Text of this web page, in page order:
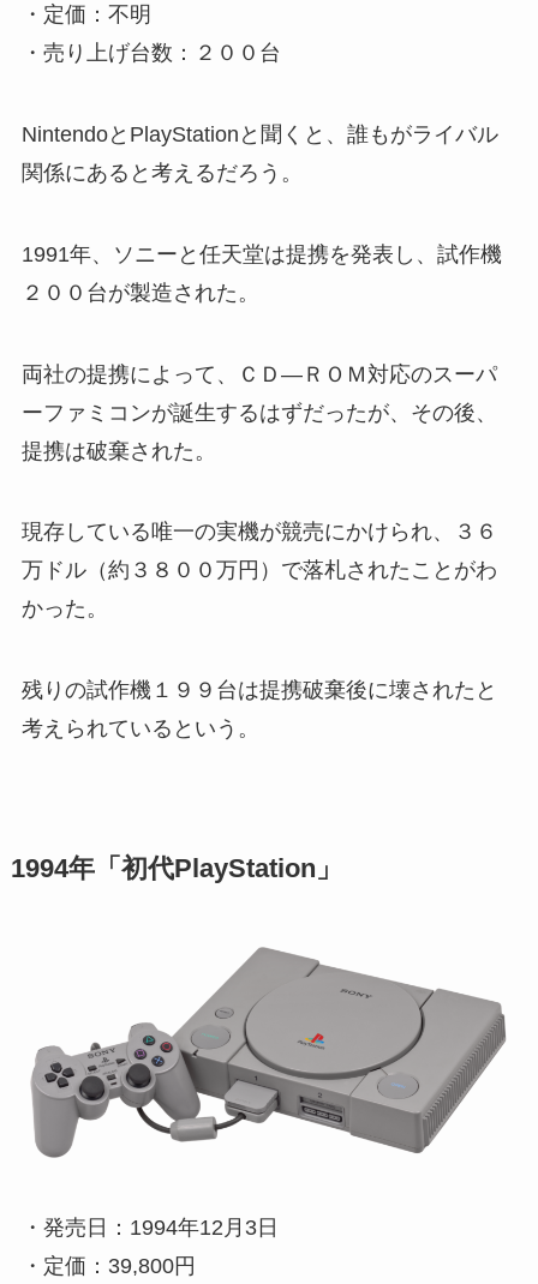
・定価：不明
・売り上げ台数：２００台
NintendoとPlayStationと聞くと、誰もがライバル
関係にあると考えるだろう。
1991年、ソニーと任天堂は提携を発表し、試作機
２００台が製造された。
両社の提携によって、ＣＤ―ＲＯＭ対応のスーパ
ーファミコンが誕生するはずだったが、その後、
提携は破棄された。
現存している唯一の実機が競売にかけられ、３６
万ドル（約３８００万円）で落札されたことがわ
かった。
残りの試作機１９９台は提携破棄後に壊されたと
考えられているという。
1994年「初代PlayStation」
・発売日：1994年12月3日
・定価：39,800円